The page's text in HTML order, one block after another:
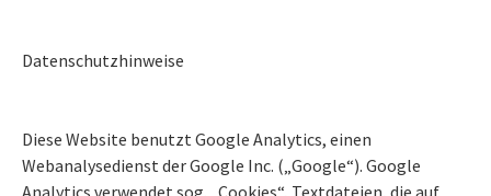
Datenschutzhinweise
Diese Website benutzt Google Analytics, einen
Webanalysedienst der Google Inc. („Google“). Google
Analytics verwendet sog. „Cookies“, Textdateien, die auf